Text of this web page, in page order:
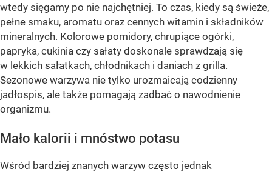
wtedy sięgamy po nie najchętniej. To czas, kiedy są świeże,
pełne smaku, aromatu oraz cennych witamin i składników
mineralnych. Kolorowe pomidory, chrupiące ogórki,
papryka, cukinia czy sałaty doskonale sprawdzają się
w lekkich sałatkach, chłodnikach i daniach z grilla.
Sezonowe warzywa nie tylko urozmaicają codzienny
jadłospis, ale także pomagają zadbać o nawodnienie
organizmu.
Mało kalorii i mnóstwo potasu
Wśród bardziej znanych warzyw często jednak